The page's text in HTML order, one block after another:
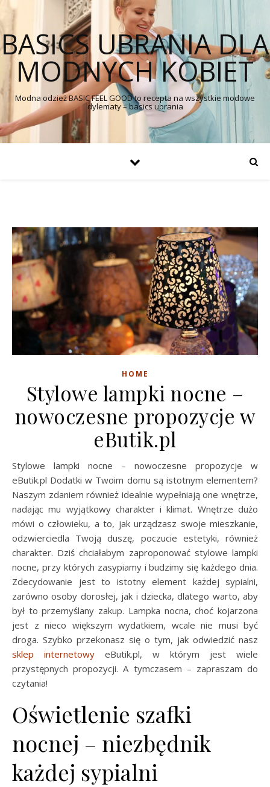
BASICS UBRANIA DLA
MODNYCH KOBIET
Modna odzież BASIC FEEL GOOD to recepta na wszystkie modowe
dylematy – basics ubrania
HOME
Stylowe lampki nocne –
nowoczesne propozycje w
eButik.pl
Stylowe lampki nocne – nowoczesne propozycje w
eButik.pl Dodatki w Twoim domu są istotnym elementem?
Naszym zdaniem również idealnie wypełniają one wnętrze,
nadając mu wyjątkowy charakter i klimat. Wnętrze dużo
mówi o człowieku, a to, jak urządzasz swoje mieszkanie,
odzwierciedla Twoją duszę, poczucie estetyki, również
charakter. Dziś chciałabym zaproponować stylowe lampki
nocne, przy których zasypiamy i budzimy się każdego dnia.
Zdecydowanie jest to istotny element każdej sypialni,
zarówno osoby dorosłej, jak i dziecka, dlatego warto, aby
był to przemyślany zakup. Lampka nocna, choć kojarzona
jest z nieco większym wydatkiem, wcale nie musi być
droga. Szybko przekonasz się o tym, jak odwiedzić nasz
sklep internetowy eButik.pl, w którym jest wiele
przystępnych propozycji. A tymczasem – zapraszam do
czytania!
Oświetlenie szafki
nocnej – niezbędnik
każdej sypialni